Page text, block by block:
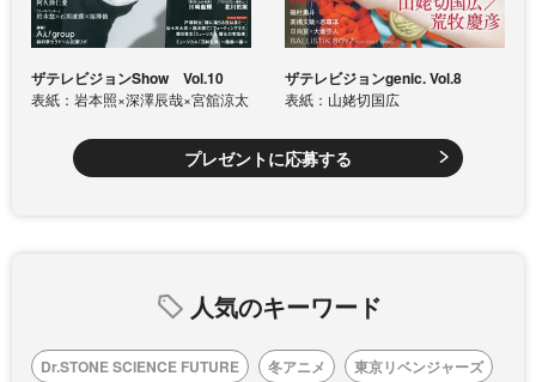
ザテレビジョンShow Vol.10
表紙：岩本照×深澤辰哉×宮舘涼太
ザテレビジョンgenic. Vol.8
表紙：山姥切国広
プレゼントに応募する
人気のキーワード
Dr.STONE SCIENCE FUTURE 冬アニメ
東京リベンジャーズ